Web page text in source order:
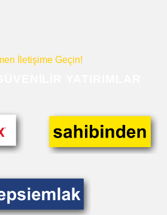
İletişime Geçin!